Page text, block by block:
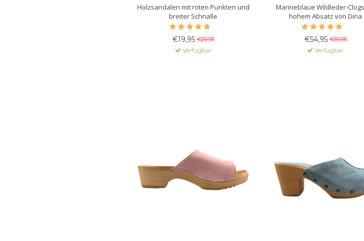
Holzsandalen mit roten Punkten und
breiter Schnalle
€19,95 €29,95
Verfügbar
Marineblaue Wildleder-
hohem Absatz von Dina
€54,95 €59,95
Verfügbar